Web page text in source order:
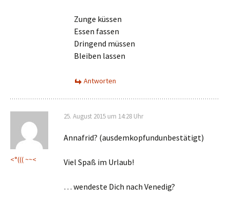
Zunge küssen
Essen fassen
Dringend müssen
Bleiben lassen
Antworten
<°((( ~~<
25. August 2015 um 14:28 Uhr
Annafrid? (ausdemkopfundunbestätigt)
Viel Spaß im Urlaub!
… wendeste Dich nach Venedig?